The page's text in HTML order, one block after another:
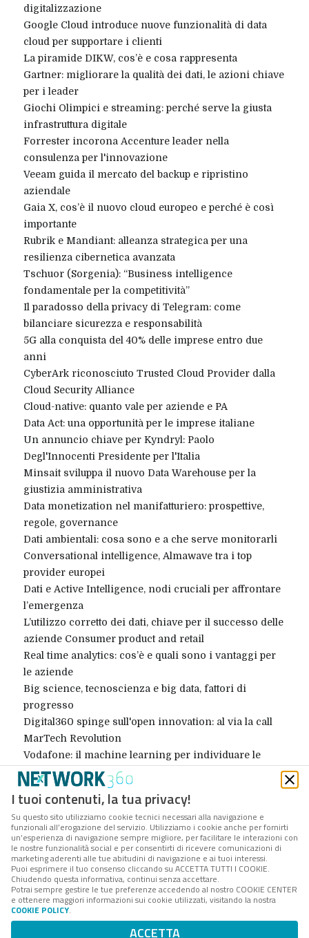
digitalizzazione
Google Cloud introduce nuove funzionalità di data
cloud per supportare i clienti
La piramide DIKW, cos’è e cosa rappresenta
Gartner: migliorare la qualità dei dati, le azioni chiave
per i leader
Giochi Olimpici e streaming: perché serve la giusta
infrastruttura digitale
Forrester incorona Accenture leader nella
consulenza per l'innovazione
Veeam guida il mercato del backup e ripristino
aziendale
Gaia X, cos’è il nuovo cloud europeo e perché è così
importante
Rubrik e Mandiant: alleanza strategica per una
resilienza cibernetica avanzata
Tschuor (Sorgenia): “Business intelligence
fondamentale per la competitività”
Il paradosso della privacy di Telegram: come
bilanciare sicurezza e responsabilità
5G alla conquista del 40% delle imprese entro due
anni
CyberArk riconosciuto Trusted Cloud Provider dalla
Cloud Security Alliance
Cloud-native: quanto vale per aziende e PA
Data Act: una opportunità per le imprese italiane
Un annuncio chiave per Kyndryl: Paolo
Degl'Innocenti Presidente per l'Italia
Minsait sviluppa il nuovo Data Warehouse per la
giustizia amministrativa
Data monetization nel manifatturiero: prospettive,
regole, governance
Dati ambientali: cosa sono e a che serve monitorarli
Conversational intelligence, Almawave tra i top
provider europei
Dati e Active Intelligence, nodi cruciali per affrontare
l’emergenza
L’utilizzo corretto dei dati, chiave per il successo delle
aziende Consumer product and retail
Real time analytics: cos’è e quali sono i vantaggi per
le aziende
Big science, tecnoscienza e big data, fattori di
progresso
Digital360 spinge sull'open innovation: al via la call
MarTech Revolution
Vodafone: il machine learning per individuare le
anomalie nelle reti mobili
AI: la tecnologia Microsoft a servizio di OTB, gruppo
fashion sempre più data-driven
Analytics aziendale, quali ostacoli alla sua evoluzione
RDBMS: cos’è un database relazionale e quali sono i
vantaggi
Databricks: cos'è e quale ruolo svolge nell’Analytics
4.0
« Precendente 1 ... 3
I tuoi contenuti, la tua privacy!
Su questo sito utilizziamo cookie tecnici necessari alla navigazione e
funzionali all’erogazione del servizio. Utilizziamo i cookie anche per fornirti
un’esperienza di navigazione sempre migliore, per facilitare le interazioni con
le nostre funzionalità social e per consentirti di ricevere comunicazioni di
marketing aderenti alle tue abitudini di navigazione e ai tuoi interessi.
Puoi esprimere il tuo consenso cliccando su ACCETTA TUTTI I COOKIE.
Chiudendo questa informativa, continui senza accettare.
Potrai sempre gestire le tue preferenze accedendo al nostro COOKIE CENTER
e ottenere maggiori informazioni sui cookie utilizzati, visitando la nostra
COOKIE POLICY.
ACCETTA